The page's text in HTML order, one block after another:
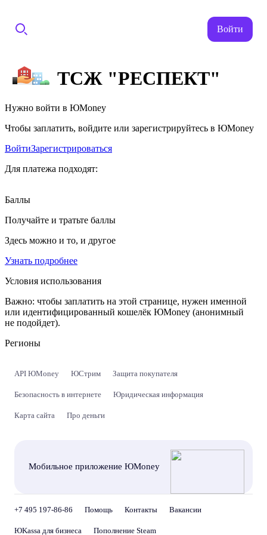
Войти
ТСЖ "РЕСПЕКТ"
Нужно войти в ЮMoney
Чтобы заплатить, войдите или зарегистрируйтесь в ЮMoney
ВойтиЗарегистрироваться
Для платежа подходят:
Баллы
Получайте и тратьте баллы
Здесь можно и то, и другое
Узнать подробнее
Условия использования
Важно: чтобы заплатить на этой странице, нужен именной
или идентифицированный кошелёк ЮMoney (анонимный
не подойдет).
Регионы
API ЮMoney ЮСтрим Защита покупателя
Безопасность в интернете Юридическая информация
Карта сайта Про деньги
Мобильное приложение ЮMoney
+7 495 197-86-86 Помощь Контакты Вакансии
ЮKassa для бизнеса Пополнение Steam